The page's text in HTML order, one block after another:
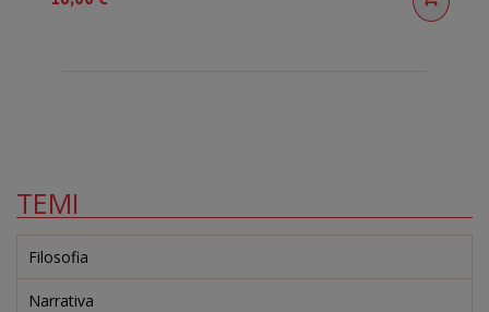
TEMI
Filosofia
Narrativa